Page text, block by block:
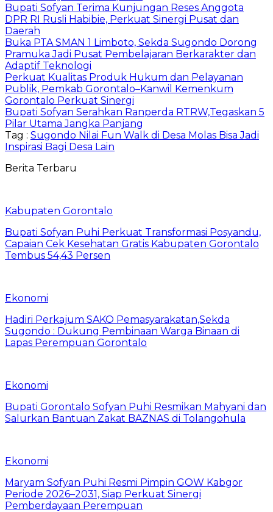
Bupati Sofyan Terima Kunjungan Reses Anggota
DPR RI Rusli Habibie, Perkuat Sinergi Pusat dan
Daerah
Buka PTA SMAN 1 Limboto, Sekda Sugondo Dorong
Pramuka Jadi Pusat Pembelajaran Berkarakter dan
Adaptif Teknologi
Perkuat Kualitas Produk Hukum dan Pelayanan
Publik, Pemkab Gorontalo–Kanwil Kemenkum
Gorontalo Perkuat Sinergi
Bupati Sofyan Serahkan Ranperda RTRW,Tegaskan 5
Pilar Utama Jangka Panjang
Tag : Sugondo Nilai Fun Walk di Desa Molas Bisa Jadi
Inspirasi Bagi Desa Lain
Berita Terbaru
Kabupaten Gorontalo
Bupati Sofyan Puhi Perkuat Transformasi Posyandu,
Capaian Cek Kesehatan Gratis Kabupaten Gorontalo
Tembus 54,43 Persen
Ekonomi
Hadiri Perkajum SAKO Pemasyarakatan,Sekda
Sugondo : Dukung Pembinaan Warga Binaan di
Lapas Perempuan Gorontalo
Ekonomi
Bupati Gorontalo Sofyan Puhi Resmikan Mahyani dan
Salurkan Bantuan Zakat BAZNAS di Tolangohula
Ekonomi
Maryam Sofyan Puhi Resmi Pimpin GOW Kabgor
Periode 2026–2031, Siap Perkuat Sinergi
Pemberdayaan Perempuan